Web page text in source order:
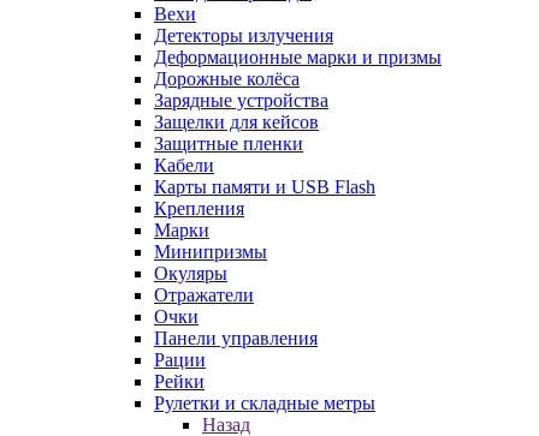
Вехи
Детекторы излучения
Деформационные марки и призмы
Дорожные колёса
Зарядные устройства
Защелки для кейсов
Защитные пленки
Кабели
Карты памяти и USB Flash
Крепления
Марки
Минипризмы
Окуляры
Отражатели
Очки
Панели управления
Рации
Рейки
Рулетки и складные метры
Назад